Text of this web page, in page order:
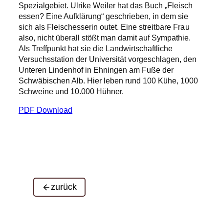
Spezialgebiet. Ulrike Weiler hat das Buch „Fleisch
essen? Eine Aufklärung“ geschrieben, in dem sie
sich als Fleischesserin outet. Eine streitbare Frau
also, nicht überall stößt man damit auf Sympathie.
Als Treffpunkt hat sie die Landwirtschaftliche
Versuchsstation der Universität vorgeschlagen, den
Unteren Lindenhof in Ehningen am Fuße der
Schwäbischen Alb. Hier leben rund 100 Kühe, 1000
Schweine und 10.000 Hühner.
PDF Download
zurück